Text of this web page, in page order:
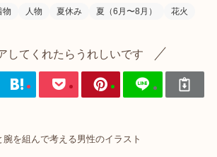
物 人物 夏休み 夏（6月〜8月） 花火
してくれたらうれしいです
腕を組んで考える男性のイラスト